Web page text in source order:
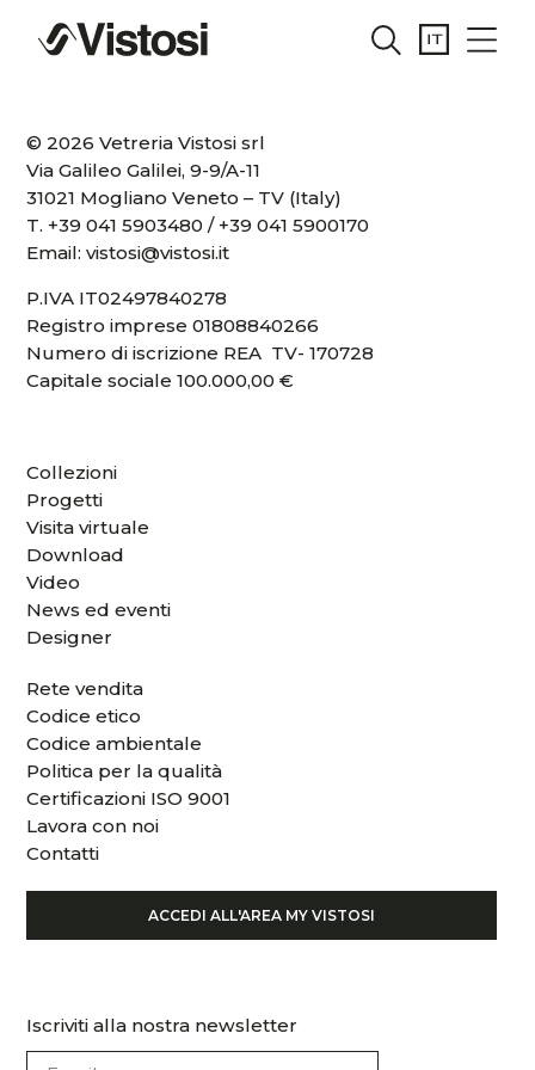
© 2026 Vetreria Vistosi srl
Via Galileo Galilei, 9-9/A-11
31021 Mogliano Veneto – TV (Italy)
T. +39 041 5903480 / +39 041 5900170
Email:vistosi@vistosi.it
P.IVA IT02497840278
Registro imprese 01808840266
Numero di iscrizione REA TV- 170728
Capitale sociale 100.000,00 €
Collezioni
Progetti
Visita virtuale
Download
Video
News ed eventi
Designer
Rete vendita
Codice etico
Codice ambientale
Politica per la qualità
Certificazioni ISO 9001
Lavora con noi
Contatti
ACCEDI ALL'AREA MY VISTOSI
Iscriviti alla nostra newsletter